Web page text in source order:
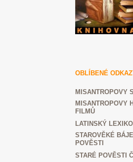
OBLÍBENÉ
MISANTROPOVY
MISANTROPOVY
FILMŮ
LATINSKÝ
STAROVĚKÉ
POVĚSTI
STARÉ POVĚSTI